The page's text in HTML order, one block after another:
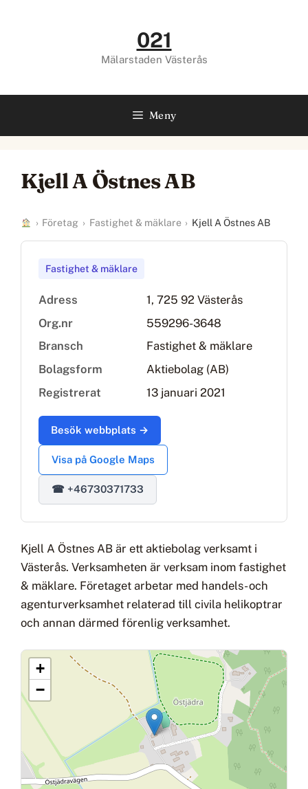
021
Mälarstaden Västerås
Meny
Kjell A Östnes AB
› Företag › Fastighet & mäklare › Kjell A Östnes AB
Fastighet & mäklare
Adress
1, 725 92 Västerås
Org.nr
559296-3648
Bransch
Fastighet & mäklare
Bolagsform
Aktiebolag (AB)
Registrerat
13 januari 2021
Besök webbplats →
Visa på Google Maps
☎ +46730371733
Kjell A Östnes AB är ett aktiebolag verksamt i
Västerås. Verksamheten är verksam inom fastighet
& mäklare. Företaget arbetar med handels- och
agenturverksamhet relaterad till civila helikoptrar
och annan därmed förenlig verksamhet.
+
−